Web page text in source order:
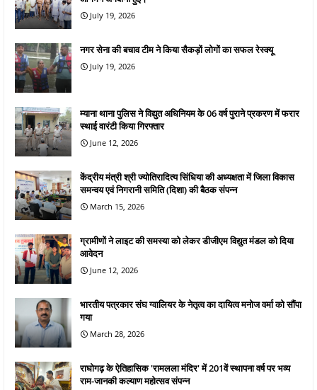
July 19, 2026
नगर सेना की बचाव टीम ने किया सैकड़ों लोगों का सफल रेस्क्यू
July 19, 2026
म्याना थाना पुलिस ने विद्युत अधिनियम के 06 वर्ष पुराने प्रकरण में फरार
स्थाई वारंटी किया गिरफ्तार
June 12, 2026
केंद्रीय मंत्री श्री ज्योतिरादित्य सिंधिया की अध्यक्षता में जिला विकास
समन्वय एवं निगरानी समिति (दिशा) की बैठक संपन्न
March 15, 2026
ग्रामीणों ने लाइट की समस्या को लेकर डीजीएम विद्युत मंडल को दिया
आवेदन
June 12, 2026
भारतीय पत्रकार संघ ग्वालियर के नेतृत्व का दायित्व मनोज वर्मा को सौंपा
गया
March 28, 2026
राघोगढ़ के ऐतिहासिक 'रामलला मंदिर' में 201वें स्थापना वर्ष पर भव्य
राम-जानकी कल्याण महोत्सव संपन्न